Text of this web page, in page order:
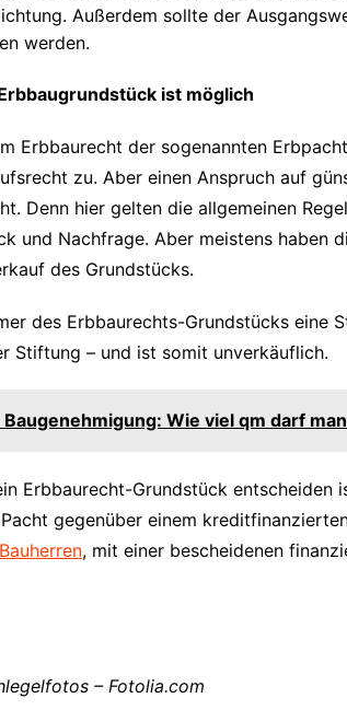
Außerdem sollte der
werden.
ist möglich
Erbbaurecht der sogenannten
zu. Aber einen Anspruch auf
Denn hier gelten die allgemeinen
und Nachfrage. Aber meistens haben
des Grundstücks.
des Erbbaurechts-Grundstücks eine
Stiftung – und ist somit unverkäuflich.
Wie viel qm darf
Erbbaurecht-Grundstück entscheiden
gegenüber einem
Bauherren, mit einer bescheidenen
– Fotolia.com